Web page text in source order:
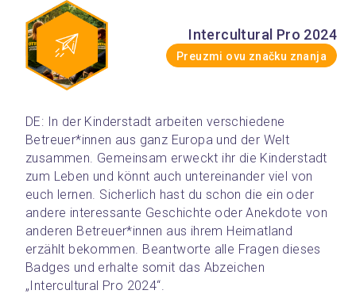
Intercultural Pro 2024
Preuzmi ovu značku znanja
DE: In der Kinderstadt arbeiten verschiedene
Betreuer*innen aus ganz Europa und der Welt
zusammen. Gemeinsam erweckt ihr die Kinderstadt
zum Leben und könnt auch untereinander viel von
euch lernen. Sicherlich hast du schon die ein oder
andere interessante Geschichte oder Anekdote von
anderen Betreuer*innen aus ihrem Heimatland
erzählt bekommen. Beantworte alle Fragen dieses
Badges und erhalte somit das Abzeichen
„Intercultural Pro 2024“.